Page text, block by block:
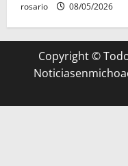
rosario 08/05/2026
Copyright ©